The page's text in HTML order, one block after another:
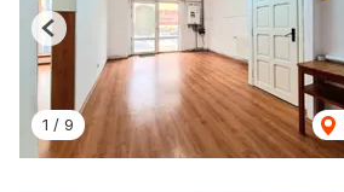
1 / 9
Previous